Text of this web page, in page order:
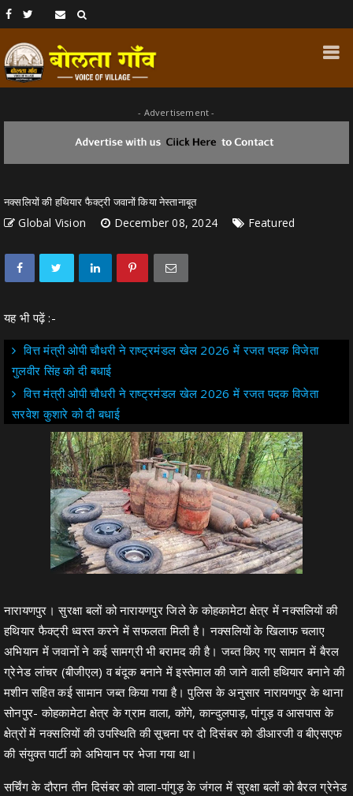
- Advertisement -
नक्सलियों की हथियार फैक्ट्री जवानों किया नेस्तानाबूत
Global Vision December 08, 2024 Featured
यह भी पढ़ें :-
वित्त मंत्री ओपी चौधरी ने राष्ट्रमंडल खेल 2026 में रजत पदक विजेता
गुलवीर सिंह को दी बधाई
वित्त मंत्री ओपी चौधरी ने राष्ट्रमंडल खेल 2026 में रजत पदक विजेता
सरवेश कुशारे को दी बधाई
नारायणपुर। सुरक्षा बलों को नारायणपुर जिले के कोहकामेटा क्षेत्र में नक्सलियों की
हथियार फैक्ट्री ध्वस्त करने में सफलता मिली है। नक्सलियों के खिलाफ चलाए
अभियान में जवानों ने कई सामग्री भी बरामद की है। जब्त किए गए सामान में बैरल
ग्रेनेड लांचर (बीजीएल) व बंदूक बनाने में इस्तेमाल की जाने वाली हथियार बनाने की
मशीन सहित कई सामान जब्त किया गया है। पुलिस के अनुसार नारायणपुर के थाना
सोनपुर- कोहकामेटा क्षेत्र के ग्राम वाला, कोंगे, कान्दुलपाड़, पांगुड़ व आसपास के
क्षेत्रों में नक्सलियों की उपस्थिति की सूचना पर दो दिसंबर को डीआरजी व बीएसएफ
की संयुक्त पार्टी को अभियान पर भेजा गया था।
सर्चिंग के दौरान तीन दिसंबर को वाला-पांगुड़ के जंगल में सुरक्षा बलों को बैरल ग्रेनेड